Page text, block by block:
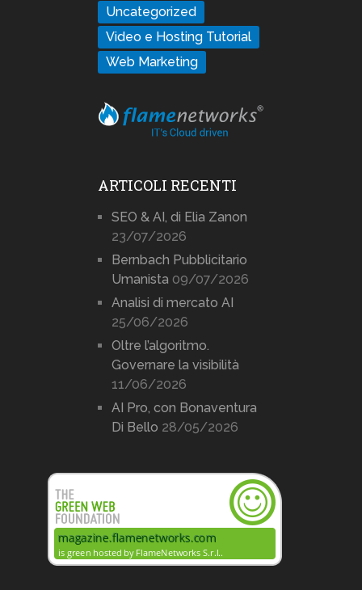
Uncategorized
Video e Hosting Tutorial
Web Marketing
ARTICOLI RECENTI
SEO & AI, di Elia Zanon
23/07/2026
Bernbach Pubblicitario
Umanista 09/07/2026
Analisi di mercato AI
25/06/2026
Oltre l’algoritmo.
Governare la visibilità
11/06/2026
AI Pro, con Bonaventura
Di Bello 28/05/2026